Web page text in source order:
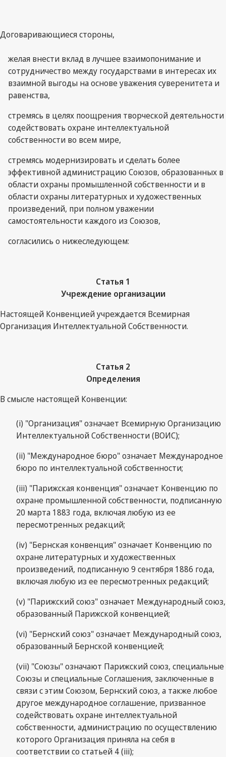
Договаривающиеся стороны,
желая внести вклад в лучшее взаимопонимание и
сотрудничество между государствами в интересах их
взаимной выгоды на основе уважения суверенитета и
равенства,
стремясь в целях поощрения творческой деятельности
содействовать охране интеллектуальной
собственности во всем мире,
стремясь модернизировать и сделать более
эффективной администрацию Союзов, образованных в
области охраны промышленной собственности и в
области охраны литературных и художественных
произведений, при полном уважении
самостоятельности каждого из Союзов,
согласились о нижеследующем:
Статья 1
Учреждение организации
Настоящей Конвенцией учреждается Всемирная
Организация Интеллектуальной Собственности.
Статья 2
Определения
В смысле настоящей Конвенции:
(i) "Организация" означает Всемирную Организацию
Интеллектуальной Собственности (ВОИС);
(ii) "Международное бюро" означает Международное
бюро по интеллектуальной собственности;
(iii) "Парижская конвенция" означает Конвенцию по
охране промышленной собственности, подписанную
20 марта 1883 года, включая любую из ее
пересмотренных редакций;
(iv) "Бернская конвенция" означает Конвенцию по
охране литературных и художественных
произведений, подписанную 9 сентября 1886 года,
включая любую из ее пересмотренных редакций;
(v) "Парижский союз" означает Международный союз,
образованный Парижской конвенцией;
(vi) "Бернский союз" означает Международный союз,
образованный Бернской конвенцией;
(vii) "Союзы" означают Парижский союз, специальные
Союзы и специальные Соглашения, заключенные в
связи с этим Союзом, Бернский союз, а также любое
другое международное соглашение, призванное
содействовать охране интеллектуальной
собственности, администрацию по осуществлению
которого Организация приняла на себя в
соответствии со статьей 4 (iii);